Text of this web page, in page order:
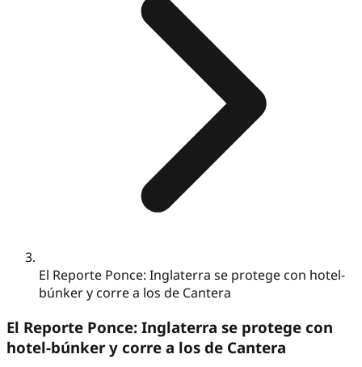
El Reporte Ponce: Inglaterra se protege con hotel-
búnker y corre a los de Cantera
El Reporte Ponce: Inglaterra se protege con
hotel-búnker y corre a los de Cantera